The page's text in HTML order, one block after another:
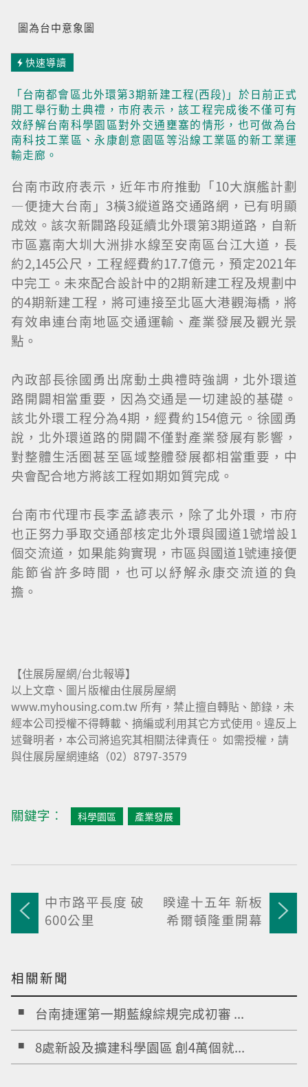
圖為台中意象圖
快速導讀
「台南都會區北外環第3期新建工程(西段)」於日前正式
開工舉行動土典禮，市府表示，該工程完成後不僅可有
效紓解台南科學園區對外交通壅塞的情形，也可做為台
南科技工業區、永康創意園區等沿線工業區的新工業運
輸走廊。
台南市政府表示，近年市府推動「10大旗艦計劃
—便捷大台南」3橫3縱道路交通路網，已有明顯
成效。該次新闢路段延續北外環第3期道路，自新
市區嘉南大圳大洲排水線至安南區台江大道，長
約2,145公尺，工程經費約17.7億元，預定2021年
中完工。未來配合設計中的2期新建工程及規劃中
的4期新建工程，將可連接至北區大港觀海橋，將
有效串連台南地區交通運輸、產業發展及觀光景
點。
內政部長徐國勇出席動土典禮時強調，北外環道
路開闢相當重要，因為交通是一切建設的基礎。
該北外環工程分為4期，經費約154億元。徐國勇
說，北外環道路的開闢不僅對產業發展有影響，
對整體生活圈甚至區域整體發展都相當重要，中
央會配合地方將該工程如期如質完成。
台南市代理市長李孟諺表示，除了北外環，市府
也正努力爭取交通部核定北外環與國道1號增設1
個交流道，如果能夠實現，市區與國道1號連接便
能節省許多時間，也可以紓解永康交流道的負
擔。
【住展房屋網/台北報導】
以上文章、圖片版權由住展房屋網
www.myhousing.com.tw 所有，禁止擅自轉貼、節錄，未
經本公司授權不得轉載、摘編或利用其它方式使用。違反上
述聲明者，本公司將追究其相關法律責任。 如需授權，請
與住展房屋網連絡（02）8797-3579
關鍵字︰ 科學園區 產業發展
中市路平長度 破
600公里
睽違十五年 新板
希爾頓隆重開幕
相關新聞
台南捷運第一期藍線綜規完成初審 ...
8處新設及擴建科學園區 創4萬個就...